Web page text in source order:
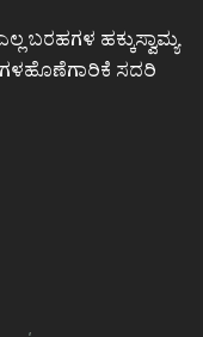
ಬರಹಗಳ ಹಕ್ಕುಸ್ವಾಮ್ಯ
ಸದರಿ